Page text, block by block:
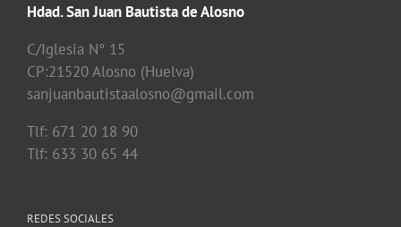
Hdad. San Juan Bautista de Alosno
C/Iglesia N° 15
CP:21520 Alosno (Huelva)
sanjuanbautistaalosno@gmail.com
Tlf: 671 20 18 90
Tlf: 633 30 65 44
REDES SOCIALES